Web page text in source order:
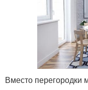
Вместо